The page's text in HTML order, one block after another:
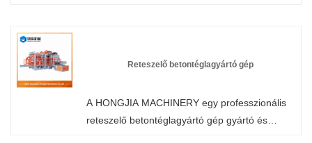
kínáljuk Önnek.Reteszelő betontéglagyártó gép
A HONGJIA MACHINERY egy professzionális
reteszelő betontéglagyártó gép gyártó és